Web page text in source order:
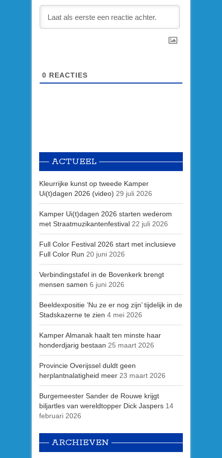
0 REACTIES
ACTUEEL
Kleurrijke kunst op tweede Kamper
Ui(t)dagen 2026 (video) 29 juli 2026
Kamper Ui(t)dagen 2026 starten wederom
met Straatmuzikantenfestival 22 juli 2026
Full Color Festival 2026 start met inclusieve
Full Color Run 20 juni 2026
Verbindingstafel in de Bovenkerk brengt
mensen samen 6 juni 2026
Beeldexpositie ’Nu ze er nog zijn’ tijdelijk in de
Stadskazerne te zien 4 mei 2026
Kamper Almanak haalt ten minste haar
honderdjarig bestaan 25 maart 2026
Provincie Overijssel duldt geen
herplantnalatigheid meer 23 maart 2026
Burgemeester Sander de Rouwe krijgt
biljartles van wereldtopper Dick Jaspers 14
februari 2026
ARCHIEVEN